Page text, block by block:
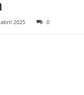
2025 0